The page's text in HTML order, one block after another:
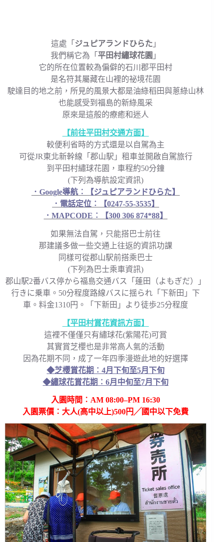
這處「 ジュピアランドひらた 」
我們稱它為「平田村繡球花園 」
它的所在位置較為偏僻的石川郡平田村
是名符其屬藏在山裡的祕境花園
駛達目的地之前，所見的風景大都是油綠稻田與蔥綠山林
也能感受到福島的新綠風采
原來是這般的療癒和迷人
【前往平田村交通方面】
較便利省時的方式還是以自駕為主
可從JR東北新幹線「郡山駅」租車並開啟自駕旅行
到平田村繡球花園，車程約50分鐘
(下列為導航設定資訊)
．Google導航︰【ジュピアランドひらた】
．電話定位︰【0247-55-3535】
．MAPCODE︰【300 306 874*88】
如果無法自駕，只能搭巴士前往
那建議多做一些交通上往返的資訊功課
同樣可從郡山駅前搭乘巴士
(下列為巴士乘車資訊)
郡山駅2番バス停から福島交通バス「蓬田（よもぎだ）」
行きに乗車。50分程度路線バスに揺られ「下新田」下
車。料金1310円。「下新田」より徒歩25分程度
【平田村賞花資訊方面】
這裡不僅僅只有繡球花(紫陽花)可賞
其實賞芝櫻也是非常高人氣的活動
因為花期不同，成了一年四季漫遊此地的好選擇
◆芝櫻賞花期︰4月下旬至5月下旬
◆繡球花賞花期︰6月中旬至7月下旬
入園時間︰AM 08:00–PM 16:30
入園票價︰大人(高中以上)500円╱國中以下免費